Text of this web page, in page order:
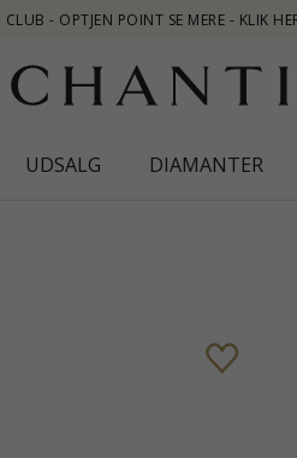
UDSALG DIAMANTER